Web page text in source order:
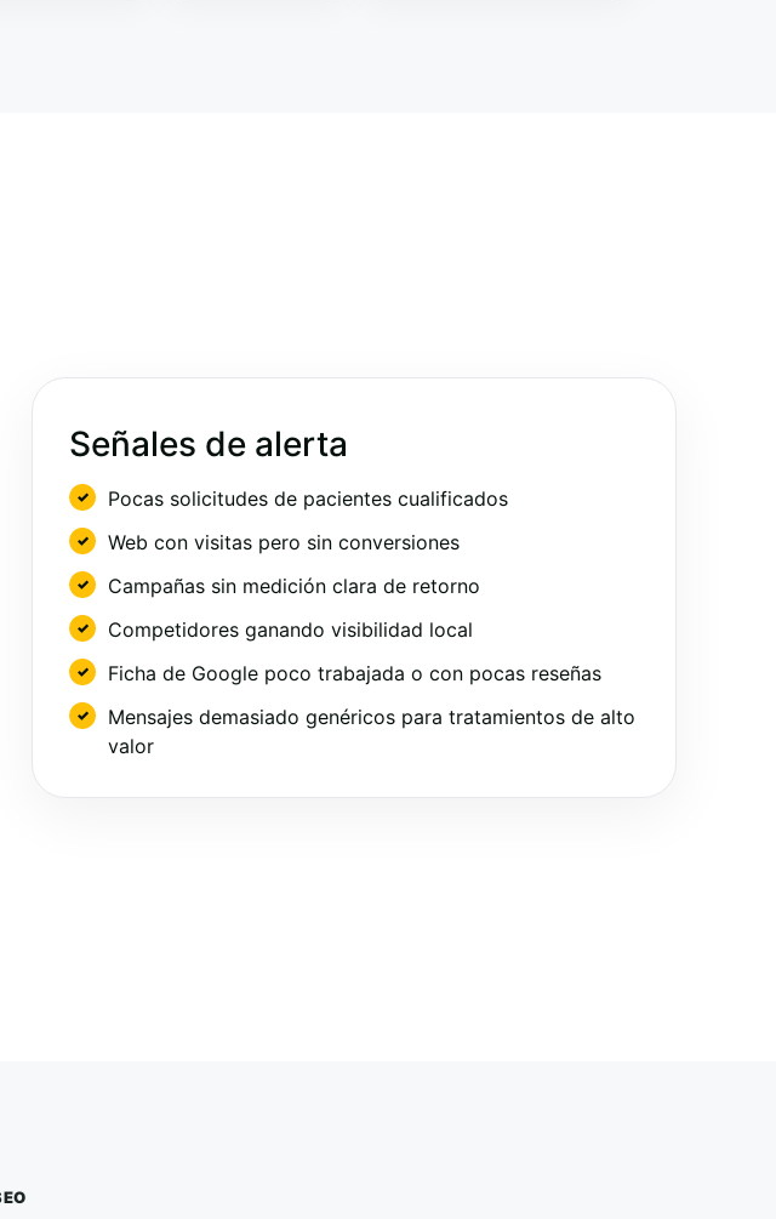
Señales de alerta
Pocas solicitudes de pacientes cualificados
Web con visitas pero sin conversiones
Campañas sin medición clara de retorno
Competidores ganando visibilidad local
Ficha de Google poco trabajada o con pocas reseñas
Mensajes demasiado genéricos para tratamientos de alto
valor